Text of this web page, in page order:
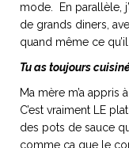
ART
mode. En parallèle,
de grands diners,
quand même ce
Tu as toujours
Ma mère m’a appris
C’est vraiment LE
des pots de sauce
comme ça que le